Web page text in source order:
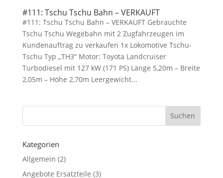
#111: Tschu Tschu Bahn – VERKAUFT
#111: Tschu Tschu Bahn – VERKAUFT Gebrauchte
Tschu Tschu Wegebahn mit 2 Zugfahrzeugen im
Kundenauftrag zu verkaufen 1x Lokomotive Tschu-
Tschu Typ „TH3“ Motor: Toyota Landcruiser
Turbodiesel mit 127 kW (171 PS) Länge 5,20m – Breite
2,05m – Höhe 2,70m Leergewicht...
Kategorien
Allgemein (2)
Angebote Ersatzteile (3)